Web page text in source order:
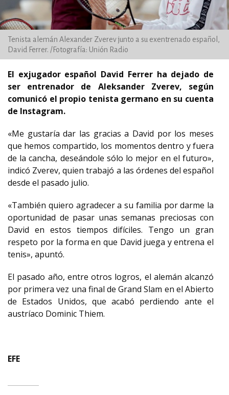
Tenista alemán Alexander Zverev junto a su exentrenado español,
David Ferrer. /Fotografía: Unión Radio
El exjugador español David Ferrer ha dejado de
ser entrenador de Aleksander Zverev, según
comunicó el propio tenista germano en su cuenta
de Instagram.
«Me gustaría dar las gracias a David por los meses
que hemos compartido, los momentos dentro y fuera
de la cancha, deseándole sólo lo mejor en el futuro»,
indicó Zverev, quien trabajó a las órdenes del español
desde el pasado julio.
«También quiero agradecer a su familia por darme la
oportunidad de pasar unas semanas preciosas con
David en estos tiempos difíciles. Tengo un gran
respeto por la forma en que David juega y entrena el
tenis», apuntó.
El pasado año, entre otros logros, el alemán alcanzó
por primera vez una final de Grand Slam en el Abierto
de Estados Unidos, que acabó perdiendo ante el
austríaco Dominic Thiem.
EFE